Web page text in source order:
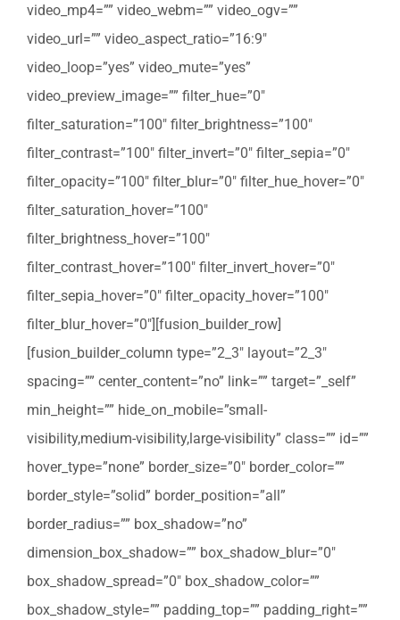
video_mp4=”” video_webm=”” video_ogv=””
video_url=”” video_aspect_ratio=”16:9″
video_loop=”yes” video_mute=”yes”
video_preview_image=”” filter_hue=”0″
filter_saturation=”100″ filter_brightness=”100″
filter_contrast=”100″ filter_invert=”0″ filter_sepia=”0″
filter_opacity=”100″ filter_blur=”0″ filter_hue_hover=”0″
filter_saturation_hover=”100″
filter_brightness_hover=”100″
filter_contrast_hover=”100″ filter_invert_hover=”0″
filter_sepia_hover=”0″ filter_opacity_hover=”100″
filter_blur_hover=”0″][fusion_builder_row]
[fusion_builder_column type=”2_3″ layout=”2_3″
spacing=”” center_content=”no” link=”” target=”_self”
min_height=”” hide_on_mobile=”small-
visibility,medium-visibility,large-visibility” class=”” id=””
hover_type=”none” border_size=”0″ border_color=””
border_style=”solid” border_position=”all”
border_radius=”” box_shadow=”no”
dimension_box_shadow=”” box_shadow_blur=”0″
box_shadow_spread=”0″ box_shadow_color=””
box_shadow_style=”” padding_top=”” padding_right=””